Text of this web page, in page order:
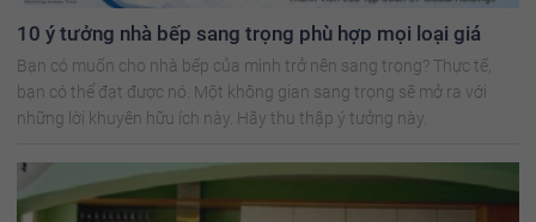
10 ý tưởng nhà bếp sang trọng phù hợp mọi loại giá
Bạn có muốn cho nhà bếp của mình trở nên sang trọng? Thực tế,
bạn có thể đạt được nó. Một không gian sang trọng sẽ mở ra với
những lời khuyên hữu ích này. Hãy thu thập ý tưởng này.